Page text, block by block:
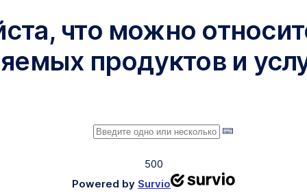
что можно
продуктов и
500
Powered by Survio